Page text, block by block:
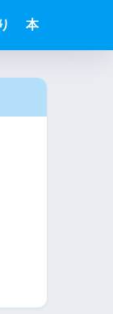
本